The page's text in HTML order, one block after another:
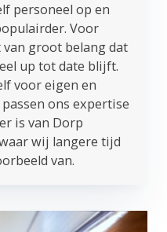
personeel op en
Voor
groot belang dat
up tot date blijft.
voor eigen en
ons expertise
is van Dorp
wij langere tijd
van.